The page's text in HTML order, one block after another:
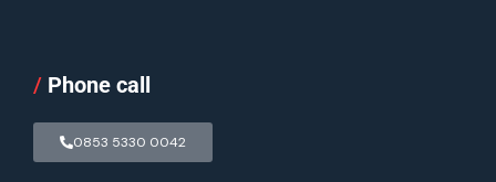
/ Phone call
0853 5330 0042